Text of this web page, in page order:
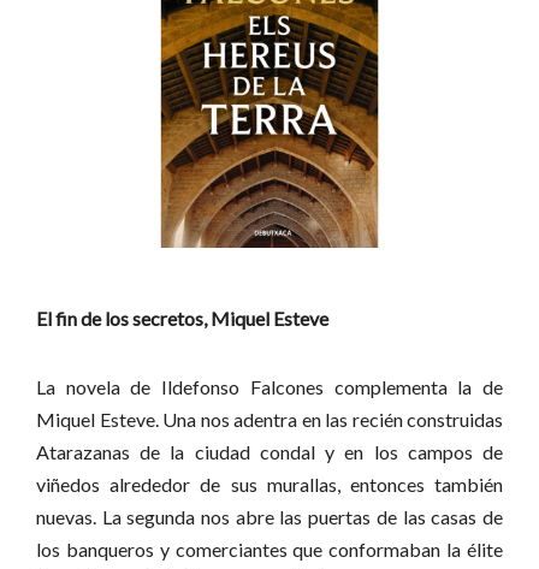
El fin de los secretos, Miquel Esteve
La novela de Ildefonso Falcones complementa la de
Miquel Esteve. Una nos adentra en las recién construidas
Atarazanas de la ciudad condal y en los campos de
viñedos alrededor de sus murallas, entonces también
nuevas. La segunda nos abre las puertas de las casas de
los banqueros y comerciantes que conformaban la élite